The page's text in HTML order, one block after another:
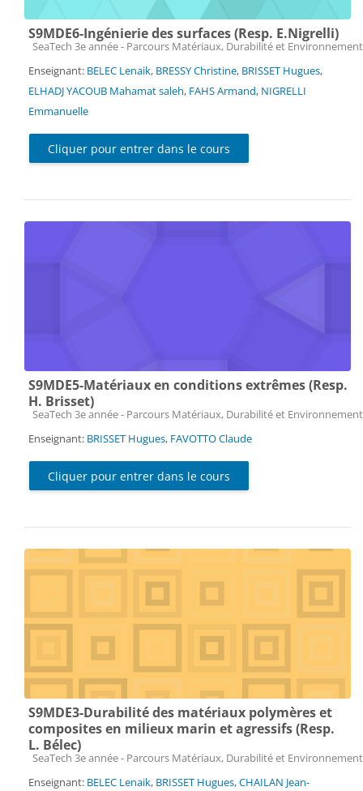
S9MDE6-Ingénierie des surfaces (Resp. E.Nigrelli)
Catégorie de cours
SeaTech 3e année - Parcours Matériaux, Durabilité et Environnement
Enseignant: BELEC Lenaik, BRESSY Christine, BRISSET Hugues,
ELHADJ YACOUB Mahamat saleh, FAHS Armand, NIGRELLI
Emmanuelle
Cliquer pour entrer dans le cours
S9MDE5-Matériaux en conditions extrêmes (Resp.
H. Brisset)
Catégorie de cours
SeaTech 3e année - Parcours Matériaux, Durabilité et Environnement
Enseignant: BRISSET Hugues, FAVOTTO Claude
Cliquer pour entrer dans le cours
S9MDE3-Durabilité des matériaux polymères et
composites en milieux marin et agressifs (Resp.
L. Bélec)
Catégorie de cours
SeaTech 3e année - Parcours Matériaux, Durabilité et Environnement
Enseignant: BELEC Lenaik, BRISSET Hugues,CHAILAN Jean-